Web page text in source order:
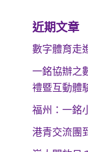
近期文章
數字體育走
一銘協辦之
禮暨互動體
福州：一銘
港青交流團